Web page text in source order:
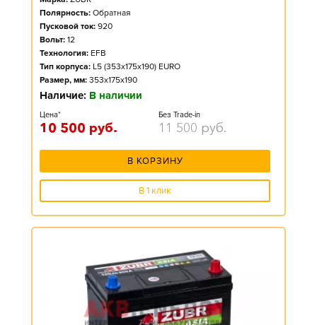
Полярность: Обратная
Пусковой ток: 920
Вольт: 12
Технология: EFB
Тип корпуса: L5 (353x175x190) EURO
Размер, мм: 353x175x190
Наличие: В наличии
Цена*
10 500 руб.
Без Trade-in
11 500 руб.
В КОРЗИНУ
В 1 клик